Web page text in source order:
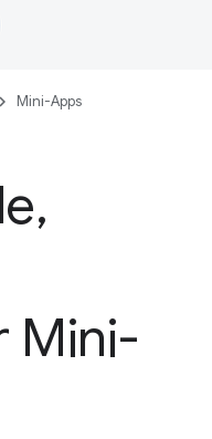
Mini-Apps
,
Mini-